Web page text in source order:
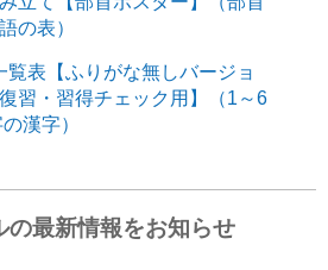
の表）
覧表【ふりがな無しバージョ
習・習得チェック用】（1～6
漢字）
の最新情報をお知らせ